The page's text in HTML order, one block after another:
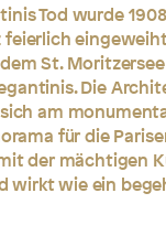
Tod wurde
St.
Die
am
für die
der mächtigen
wirkt wie ein